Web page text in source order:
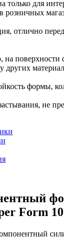
только для
розничных
отлично
на поверхности
других
формы,
не
Form